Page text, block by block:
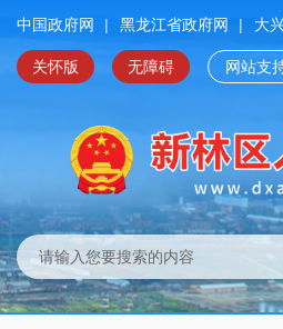
中国政府网 | 黑龙江省政府网 | 大
关怀版 无障碍 网站支